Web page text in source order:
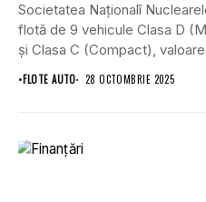
Societatea Naționalî
flotă de 9 vehicule Clasa D
și Clasa C (Compact),
•FLOTE AUTO 28 OCTOMBRIE 2025